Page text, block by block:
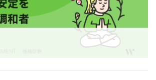
timing
まとのアポ日程を調整します。Zoomや
イン会議システムと連携し、会議に必要